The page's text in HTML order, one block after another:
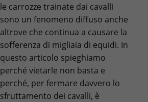
le carrozze trainate dai cavalli
sono un fenomeno diffuso anche
altrove che continua a causare la
sofferenza di migliaia di equidi. In
questo articolo spieghiamo
perché vietarle non basta e
perché, per fermare davvero lo
sfruttamento dei cavalli, è